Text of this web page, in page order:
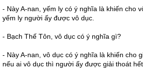
- Này A-nan, yếm ly có ý nghĩa là khiến cho
yếm ly người ấy được vô dục.
- Bạch Thế Tôn, vô dục có ý nghĩa gì?
- Này A-nan, vô dục có ý nghĩa là khiến cho
nếu ai vô dục thì người ấy được giải thoát